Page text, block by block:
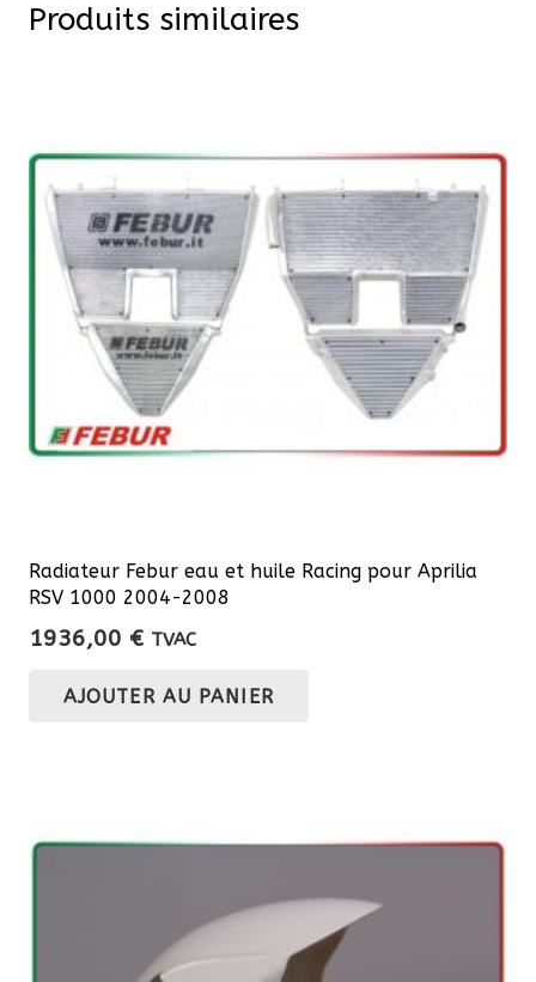
Produits similaires
Radiateur Febur eau et huile Racing pour Aprilia
RSV 1000 2004-2008
1936,00 € TVAC
AJOUTER AU PANIER